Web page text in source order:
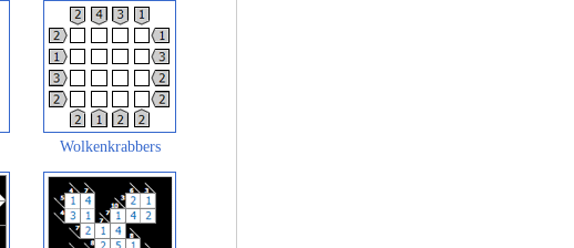
Wolkenkrabbers